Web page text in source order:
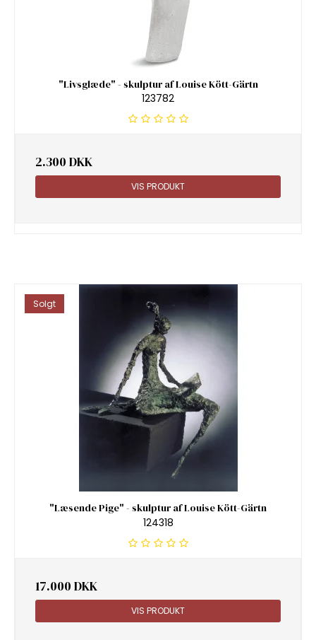
"Livsglæde" - skulptur af Louise Kött-Gärtn
123782
2.300 DKK
VIS PRODUKT
Solgt
"Læsende Pige" - skulptur af Louise Kött-Gärtn
124318
17.000 DKK
VIS PRODUKT